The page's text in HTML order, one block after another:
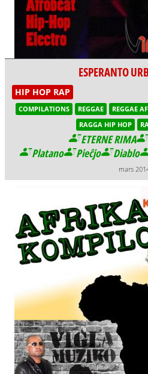
ESPERANTO
HIP HOP RAP
COMPILATIONS REGGAE REGGAE
RAGGA HIP HOP
ETERNE RIMA
Platano
Pieĉjo Diablo
mars